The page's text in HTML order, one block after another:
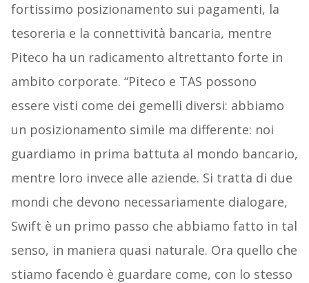
fortissimo posizionamento sui pagamenti, la
tesoreria e la connettività bancaria, mentre
Piteco ha un radicamento altrettanto forte in
ambito corporate. “Piteco e TAS possono
essere visti come dei gemelli diversi: abbiamo
un posizionamento simile ma differente: noi
guardiamo in prima battuta al mondo bancario,
mentre loro invece alle aziende. Si tratta di due
mondi che devono necessariamente dialogare,
Swift è un primo passo che abbiamo fatto in tal
senso, in maniera quasi naturale. Ora quello che
stiamo facendo è guardare come, con lo stesso